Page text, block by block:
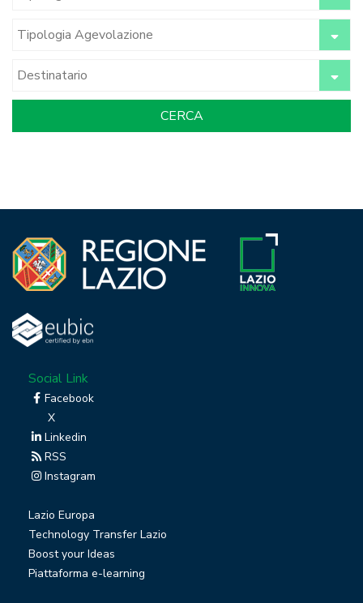
Social Link
Facebook
X
Linkedin
RSS
Instagram
Lazio Europa
Technology Transfer Lazio
Boost your Ideas
Piattaforma e-learning